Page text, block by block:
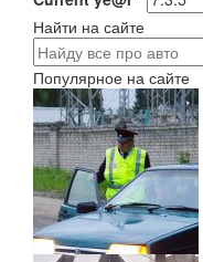
Найти на сайте
Популярное на сайте